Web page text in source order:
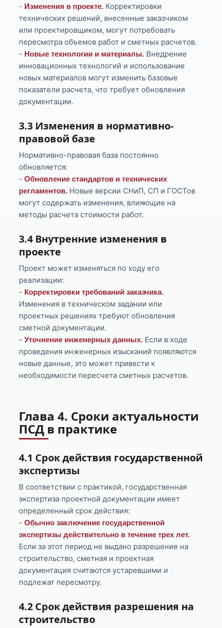
- Изменения в проекте. Корректировки
технических решений, внесенные заказчиком
или проектировщиком, могут потребовать
пересмотра объемов работ и сметных расчетов.
- Новые технологии и материалы. Внедрение
инновационных технологий и использование
новых материалов могут изменить базовые
показатели расчета, что требует обновления
документации.
3.3 Изменения в нормативно-
правовой базе
Нормативно-правовая база постоянно
обновляется:
-Обновление стандартов и технических
регламентов. Новые версии СНиП, СП и ГОСТов
могут содержать изменения, влияющие на
методы расчета стоимости работ.
3.4 Внутренние изменения в
проекте
Проект может изменяться по ходу его
реализации:
- Корректировки требований заказчика.
Изменения в техническом задании или
проектных решениях требуют обновления
сметной документации.
-Уточнение инженерных данных. Если в ходе
проведения инженерных изысканий появляются
новые данные, это может привести к
необходимости пересчета сметных расчетов.
Глава 4. Сроки актуальности
ПСД в практике
4.1 Срок действия государственной
экспертизы
В соответствии с практикой, государственная
экспертиза проектной документации имеет
определенный срок действия:
-Обычно заключение государственной
экспертизы действительно в течение трех лет.
Если за этот период не выдано разрешение на
строительство, сметная и проектная
документация считаются устаревшими и
подлежат пересмотру.
4.2 Срок действия разрешения на
строительство